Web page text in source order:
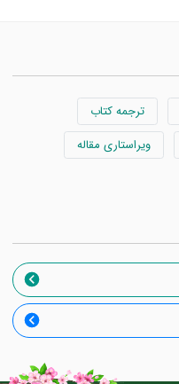
ترجمه کتاب
ویراستاری مقاله